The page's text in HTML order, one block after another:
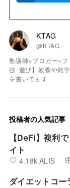
KTAG
@KTAG
塾講師×ブロガー×
強･遊び】教養や雑
を書いてます
投稿者の人気記事
【DeFi】複利
イト
4.18k ALIS
ダイエットコ